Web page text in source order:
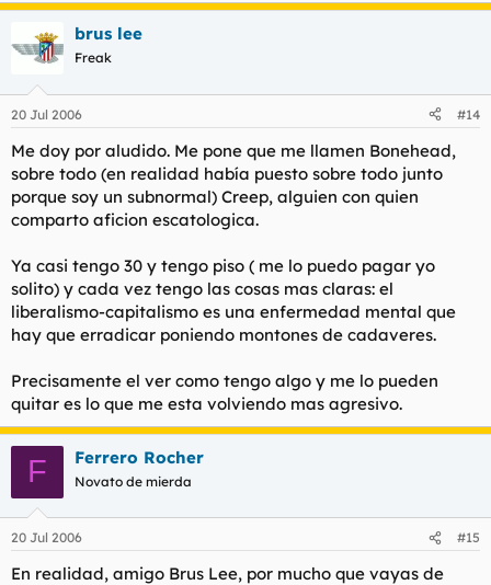
brus lee
Freak
20 Jul 2006 #14
Me doy por aludido. Me pone que me llamen Bonehead,
sobre todo (en realidad había puesto sobre todo junto
porque soy un subnormal) Creep, alguien con quien
comparto aficion escatologica.
Ya casi tengo 30 y tengo piso ( me lo puedo pagar yo
solito) y cada vez tengo las cosas mas claras: el
liberalismo-capitalismo es una enfermedad mental que
hay que erradicar poniendo montones de cadaveres.
Precisamente el ver como tengo algo y me lo pueden
quitar es lo que me esta volviendo mas agresivo.
F Ferrero Rocher
Novato de mierda
20 Jul 2006 #15
En realidad, amigo Brus Lee, por mucho que vayas de